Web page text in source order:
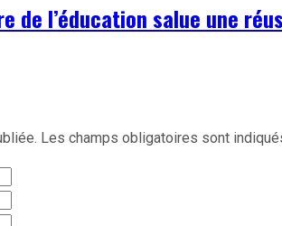
de l’éducation salue une
Les champs obligatoires sont